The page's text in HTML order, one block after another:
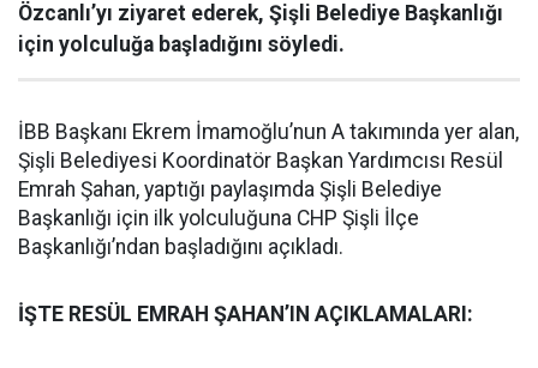
Özcanlı’yı ziyaret ederek, Şişli Belediye Başkanlığı
için yolculuğa başladığını söyledi.
İBB Başkanı Ekrem İmamoğlu’nun A takımında yer alan,
Şişli Belediyesi Koordinatör Başkan Yardımcısı Resül
Emrah Şahan, yaptığı paylaşımda Şişli Belediye
Başkanlığı için ilk yolculuğuna CHP Şişli İlçe
Başkanlığı’ndan başladığını açıkladı.
İŞTE RESÜL EMRAH ŞAHAN’IN AÇIKLAMALARI: